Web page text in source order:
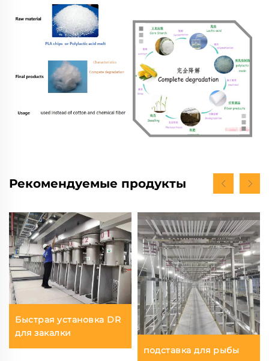
Рекомендуемые продукты
Быстрая установка DR
для закалки
подставка для рыбы